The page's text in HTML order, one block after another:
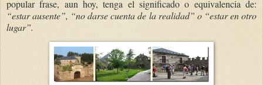
popular frase, aun hoy, tenga el significado o equivalencia de:
“estar ausente”, “no darse cuenta de la realidad” o “estar en otro
lugar”.